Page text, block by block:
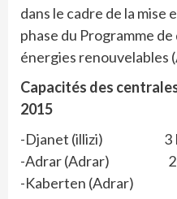
dans le cadre de la
phase du Programme
énergies renouvelables
Capacités des
2015
-Djanet (illizi) 3
-Adrar (Adrar)
-Kaberten (Adrar)